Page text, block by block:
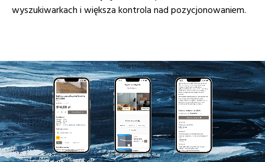
wyszukiwarkach i większa kontrola nad pozycjonowaniem.